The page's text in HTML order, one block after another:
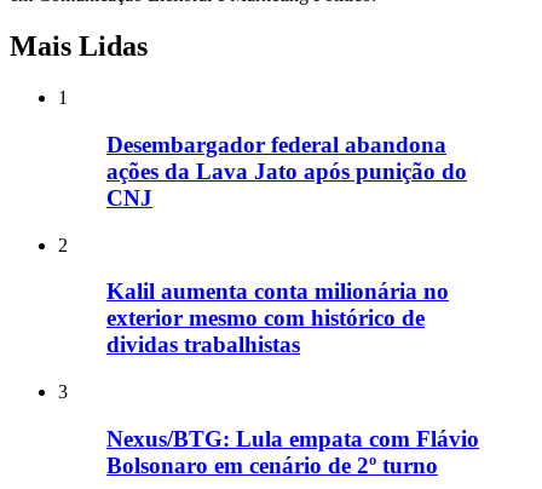
Mais Lidas
1
Desembargador federal abandona
ações da Lava Jato após punição do
CNJ
2
Kalil aumenta conta milionária no
exterior mesmo com histórico de
dividas trabalhistas
3
Nexus/BTG: Lula empata com Flávio
Bolsonaro em cenário de 2º turno